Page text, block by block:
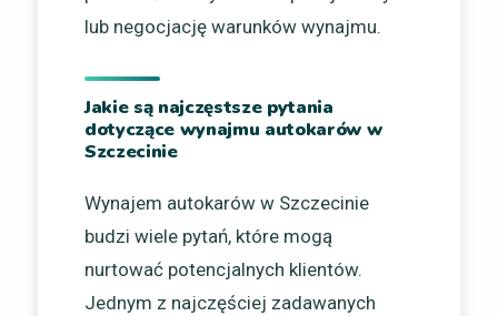
lub negocjację warunków wynajmu.
Jakie są najczęstsze pytania
dotyczące wynajmu autokarów w
Szczecinie
Wynajem autokarów w Szczecinie
budzi wiele pytań, które mogą
nurtować potencjalnych klientów.
Jednym z najczęściej zadawanych